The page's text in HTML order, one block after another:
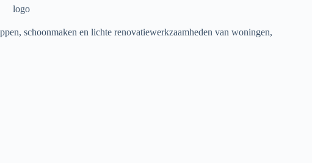
schoonmaken en lichte renovatiewerkzaamheden van woningen,